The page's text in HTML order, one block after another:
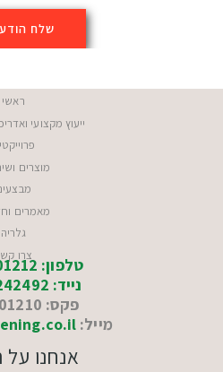
ראשי
ייעוץ מקצועי
מוצרים
מאמרים
גלריה
צרו
טלפון: 04-6801212
נייד: 050-2242492
פקס: 04-6801210
מייל:
אנחנו